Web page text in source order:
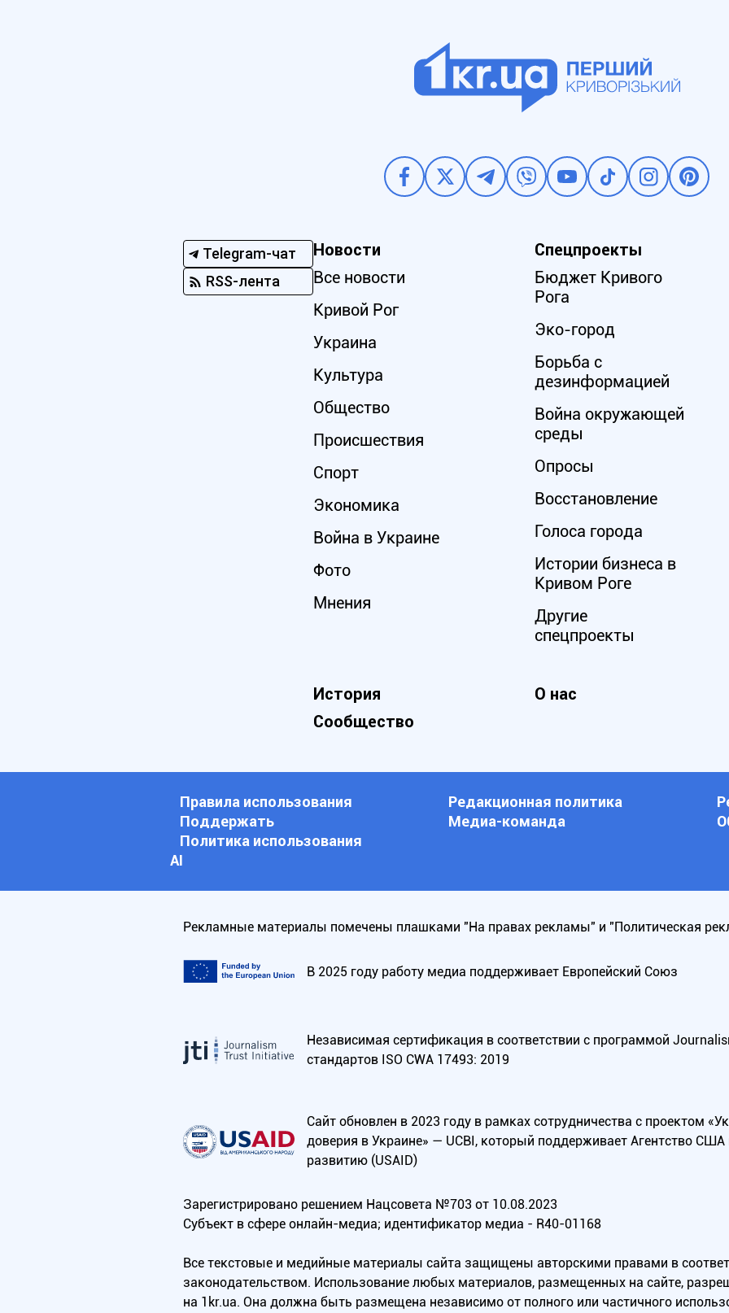
Telegram-чат
RSS-лента
Новости
Все новости
Кривой Рог
Украина
Культура
Общество
Происшествия
Спорт
Экономика
Война в Украине
Фото
Мнения
Спецпроекты
Бюджет Кривого
Рога
Эко-город
Борьба с
дезинформацией
Война окружающей
среды
Опросы
Восстановление
Голоса города
Истории бизнеса в
Кривом Роге
Другие
спецпроекты
История О нас
Сообщество
Правила использования Редакционная политика
Поддержать
Медиа-команда
Политика использования
АI
Рекламные материалы помечены плашками "На правах рекламы" и "Политическая
В 2025 году работу медиа поддерживает Европейский Союз
Независимая сертификация в соответствии с программой
стандартов ISO CWA 17493: 2019
Сайт обновлен в 2023 году в рамках сотрудничества с проектом
доверия в Украине» — UCBI, который поддерживает Агентство
развитию (USAID)
Зарегистрировано решением Нацсовета №703 от 10.08.2023
Субъект в сфере онлайн-медиа; идентификатор медиа - R40-01168
Все текстовые и медийные материалы сайта защищены авторскими правами в
законодательством. Использование любых материалов, размещенных на сайте,
на 1kr.ua. Она должна быть размещена независимо от полного или частичного